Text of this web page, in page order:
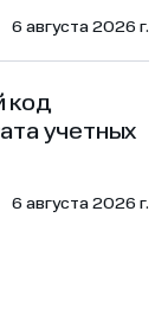
6 августа 2026 г.
код
учетных
6 августа 2026 г.